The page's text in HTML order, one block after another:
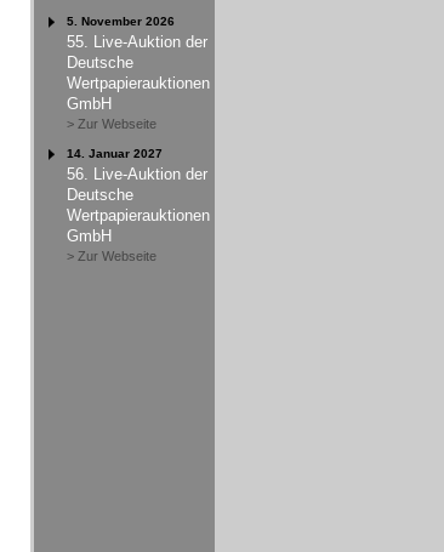
5. November 2026
55. Live-Auktion der
Deutsche
Wertpapierauktionen
GmbH
> Zur Webseite
14. Januar 2027
56. Live-Auktion der
Deutsche
Wertpapierauktionen
GmbH
> Zur Webseite